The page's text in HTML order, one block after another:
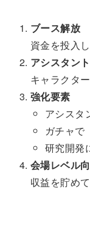
ブース解放
資金を投入
アシスタン
キャラクタ
強化要素
アシスタ
ガチャで
研究開発
会場レベル
収益を貯め